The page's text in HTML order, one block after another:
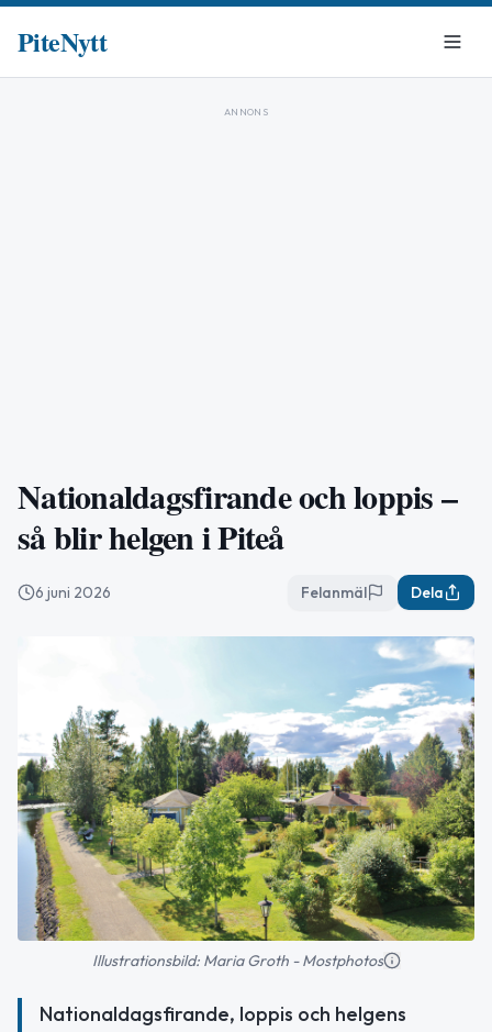
PiteNytt
ANNONS
Nationaldagsfirande och loppis –
så blir helgen i Piteå
6 juni 2026 Felanmäl Dela
Illustrationsbild: Maria Groth - Mostphotos
Nationaldagsfirande, loppis och helgens